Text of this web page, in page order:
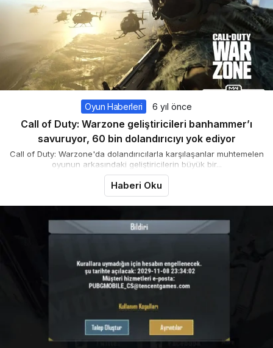
Oyun Haberleri 6 yıl önce
Call of Duty: Warzone geliştiricileri banhammer’ı
savuruyor, 60 bin dolandırıcıyı yok ediyor
Call of Duty: Warzone'da dolandırıcılarla karşılaşanlar muhtemelen
oyunun arkasındaki geliştiricilerin büyük bir...
Haberi Oku